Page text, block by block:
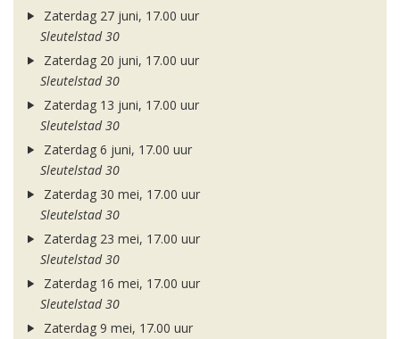
Zaterdag 27 juni, 17.00 uur
Sleutelstad 30
Zaterdag 20 juni, 17.00 uur
Sleutelstad 30
Zaterdag 13 juni, 17.00 uur
Sleutelstad 30
Zaterdag 6 juni, 17.00 uur
Sleutelstad 30
Zaterdag 30 mei, 17.00 uur
Sleutelstad 30
Zaterdag 23 mei, 17.00 uur
Sleutelstad 30
Zaterdag 16 mei, 17.00 uur
Sleutelstad 30
Zaterdag 9 mei, 17.00 uur